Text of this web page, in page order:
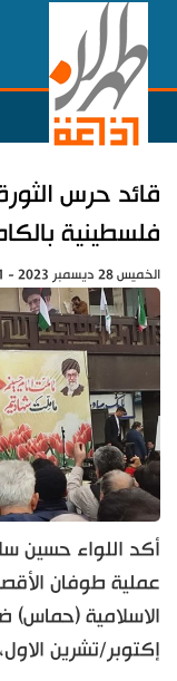
قائد حرس
فلسطينية
الخميس 28 ديسمبر 2023 - 10:51 بتوقيت طهران
أكد اللواء حسين
عملية طوفان
الاسلامية (حماس)
إكتوبر/تشرين